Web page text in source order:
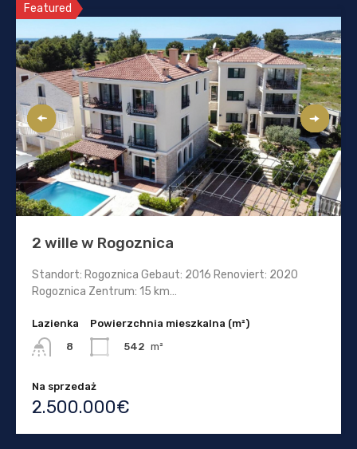
Featured
2 wille w Rogoznica
Standort: Rogoznica Gebaut: 2016 Renoviert: 2020
Rogoznica Zentrum: 15 km…
Lazienka
8
Powierzchnia mieszkalna (m²)
542 m²
Na sprzedaż
2.500.000€